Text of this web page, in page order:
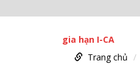
gia hạn I-CA
Trang chủ